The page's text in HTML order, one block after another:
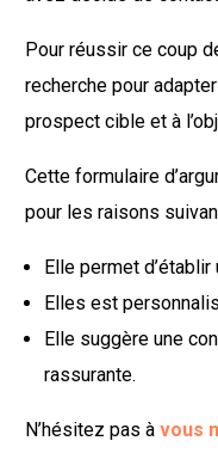
Pour réussir ce coup
recherche pour
prospect cible et à
Cette formulaire
pour les raisons
Elle permet
Elles est
Elle suggère une
rassurante.
N’hésitez pas àvous